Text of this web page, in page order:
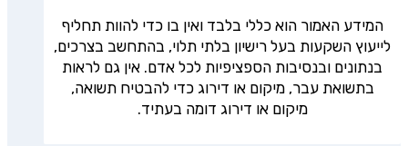
המידע האמור הוא כללי בלבד ואין בו כדי להוות תחליף
לייעוץ השקעות בעל רישיון בלתי תלוי, בהתחשב בצרכים,
בנתונים ובנסיבות הספציפיות לכל אדם. אין גם לראות
בתשואת עבר, מיקום או דירוג כדי להבטיח תשואה,
מיקום או דירוג דומה בעתיד.